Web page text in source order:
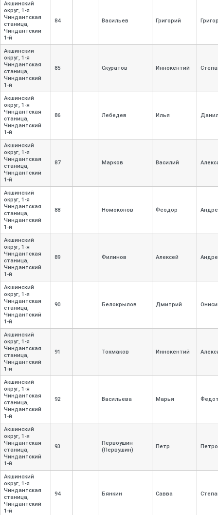
Акшинский
округ, 1-я
Чиндантская
станица,
Чиндантский
1-й
84 Васильев Григорий
Акшинский
округ, 1-я
Чиндантская
станица,
Чиндантский
1-й
85 Скуратов Иннокентий
Акшинский
округ, 1-я
Чиндантская
станица,
Чиндантский
1-й
86 Лебедев Илья
Акшинский
округ, 1-я
Чиндантская
станица,
Чиндантский
1-й
87 Марков Василий
Акшинский
округ, 1-я
Чиндантская
станица,
Чиндантский
1-й
88 Номоконов Феодор
Акшинский
округ, 1-я
Чиндантская
станица,
Чиндантский
1-й
89 Филинов Алексей
Акшинский
округ, 1-я
Чиндантская
станица,
Чиндантский
1-й
90 Белокрылов Дмитрий
Акшинский
округ, 1-я
Чиндантская
станица,
Чиндантский
1-й
91 Токмаков Иннокентий
Акшинский
округ, 1-я
Чиндантская
станица,
Чиндантский
1-й
92 Васильева Марья
Акшинский
округ, 1-я
Чиндантская
станица,
Чиндантский
1-й
93
Первоушин
(Первушин)
Петр
Акшинский
округ, 1-я
Чиндантская
станица,
Чиндантский
1-й
94 Бянкин Савва